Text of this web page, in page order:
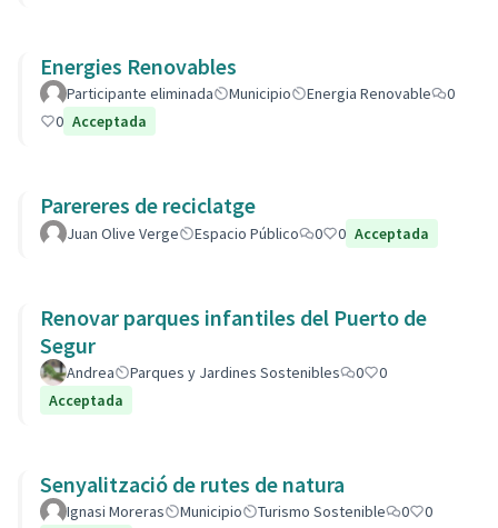
Energies Renovables
Participante eliminada Municipio Energia Renovable
0
0 Acceptada
Parereres de reciclatge
Juan Olive Verge Espacio Público 0 0 Acceptada
Renovar parques infantiles del Puerto de
Segur
Andrea Parques y Jardines Sostenibles 0
0
Acceptada
Senyalització de rutes de natura
Ignasi Moreras Municipio Turismo Sostenible 0
0